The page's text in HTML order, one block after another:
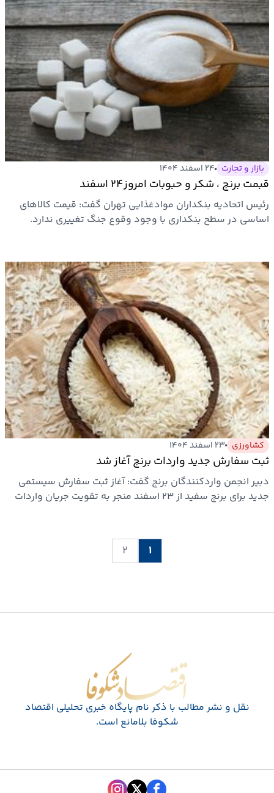
بازار و تجارت ۲۴ اسفند ۱۴۰۴
قبمت برنج ، شکر و حبوبات امروز۲۴ اسفند
رئیس اتحادیه بنکداران موادغذایی تهران گفت: قیمت کالاهای
اساسی در سطح بنکداری با وجود وقوع جنگ تغییری ندارد.
کشاورزی ۲۳ اسفند ۱۴۰۴
ثبت سفارش جدید واردات برنج آغاز شد
​دبیر انجمن واردکنندگان برنج گفت: آغاز ثبت سفارش سیستمی
جدید برای برنج سفید از ۲۳ اسفند منجر به تقویت جریان واردات
۱ ۲
اقتصاد شکوفا
نقل و نشر مطالب با ذکر نام پايگاه خبری تحليلی اقتصاد
شکوفا بلامانع است.